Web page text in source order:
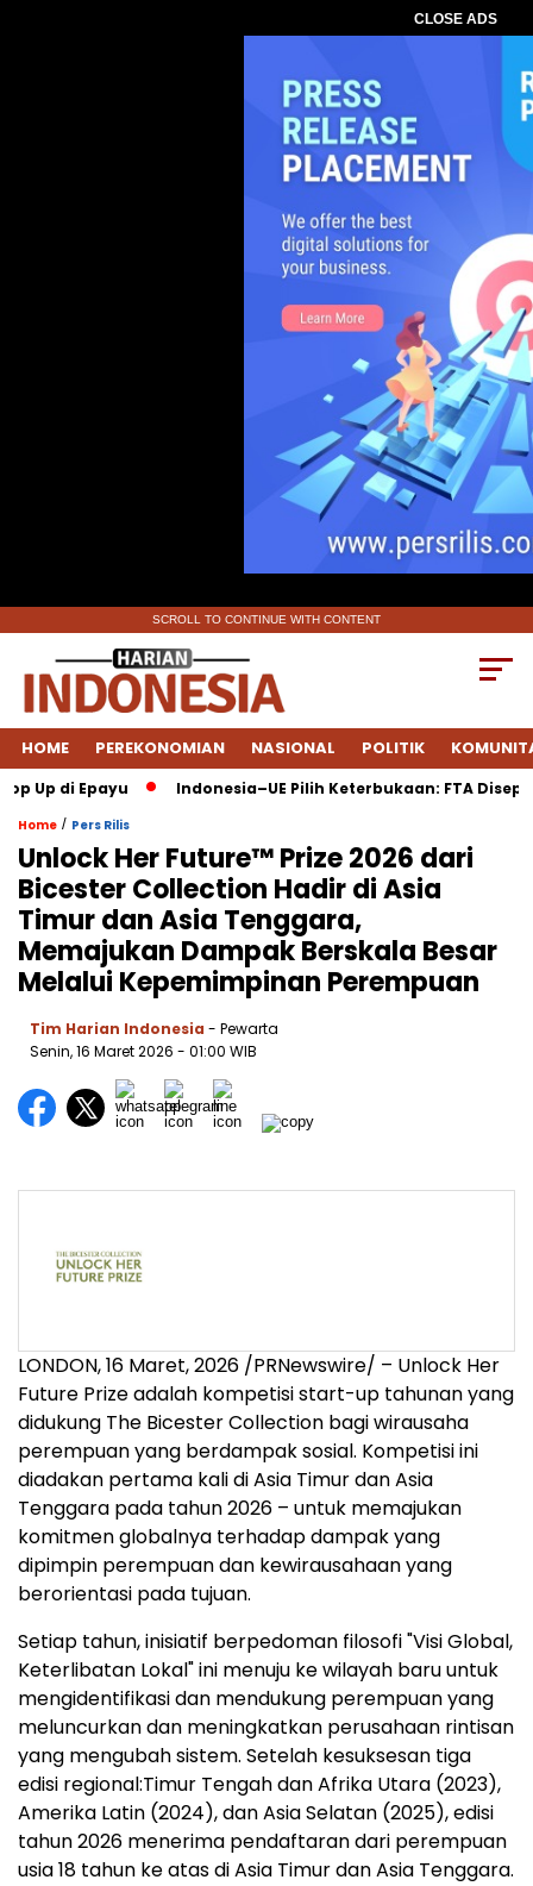
CLOSE ADS
SCROLL TO CONTINUE WITH CONTENT
HOME PEREKONOMIAN NASIONAL POLITIK
di Epayu Indonesia–UE Pilih Keterbukaan: FTA Disepakati
Home / Pers Rilis
Unlock Her Future™ Prize 2026 dari
Bicester Collection Hadir di Asia
Timur dan Asia Tenggara,
Memajukan Dampak Berskala Besar
Melalui Kepemimpinan Perempuan
Tim Harian Indonesia - Pewarta
Senin, 16 Maret 2026 - 01:00 WIB
LONDON,16 Maret, 2026 /PRNewswire/ – Unlock Her
Future Prize adalah kompetisi start-up tahunan yang
didukung The Bicester Collection bagi wirausaha
perempuan yang berdampak sosial. Kompetisi ini
diadakan pertama kali di Asia Timur dan Asia
Tenggara pada tahun 2026 – untuk memajukan
komitmen globalnya terhadap dampak yang
dipimpin perempuan dan kewirausahaan yang
berorientasi pada tujuan.
Setiap tahun, inisiatif berpedoman filosofi "Visi Global,
Keterlibatan Lokal" ini menuju ke wilayah baru untuk
mengidentifikasi dan mendukung perempuan yang
meluncurkan dan meningkatkan perusahaan rintisan
yang mengubah sistem. Setelah kesuksesan tiga
edisi regional:Timur Tengah dan Afrika Utara (2023),
Amerika Latin (2024), dan Asia Selatan (2025), edisi
tahun 2026 menerima pendaftaran dari perempuan
usia 18 tahun ke atas di Asia Timur dan Asia Tenggara.